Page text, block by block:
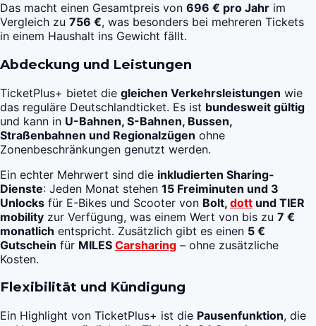
Das macht einen Gesamtpreis von 696 € pro Jahr im
Vergleich zu 756 €, was besonders bei mehreren Tickets
in einem Haushalt ins Gewicht fällt.
Abdeckung und Leistungen
TicketPlus+ bietet die gleichen Verkehrsleistungen wie
das reguläre Deutschlandticket. Es ist bundesweit gültig
und kann in U-Bahnen, S-Bahnen, Bussen,
Straßenbahnen und Regionalzügen ohne
Zonenbeschränkungen genutzt werden.
Ein echter Mehrwert sind die inkludierten Sharing-
Dienste: Jeden Monat stehen 15 Freiminuten und 3
Unlocks für E-Bikes und Scooter von Bolt, dott und TIER
mobility zur Verfügung, was einem Wert von bis zu 7 €
monatlich entspricht. Zusätzlich gibt es einen 5 €
Gutschein für MILES Carsharing – ohne zusätzliche
Kosten.
Flexibilität und Kündigung
Ein Highlight von TicketPlus+ ist die Pausenfunktion, die